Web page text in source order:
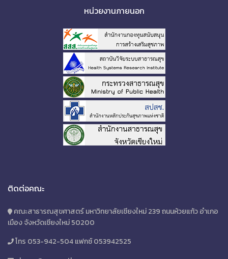
หน่วยงานภายนอก
ติดต่อคณะ
คณะสาธารณสุขศาสตร์ มหาวิทยาลัยเชียงใหม่ 239 ถนนห้วยแก้ว อำเภอ
เมือง จังหวัดเชียงใหม่ 50200
โทร 053-942-504 แฟกซ์ 053942525